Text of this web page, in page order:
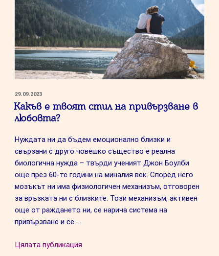
ПУБЛИКУВАНО
НА
29.09.2023
Какъв е твоят стил на привързване в
любовта?
Нуждата ни да бъдем емоционално близки и
свързани с друго човешко същество е реална
биологична нужда – твърди ученият Джон Боулби
още през 60-те години на миналия век. Според него
мозъкът ни има физиологичен механизъм, отговорен
за връзката ни с близките. Този механизъм, активен
още от раждането ни, се нарича система на
привързване и се …
Цялата публикация